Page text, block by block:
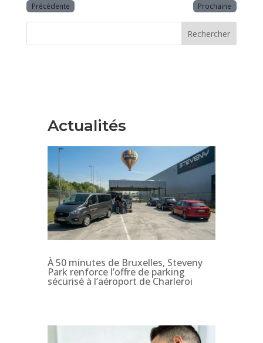
Précédente Prochaine
Rechercher
Actualités
À 50 minutes de Bruxelles, Steveny
Park renforce l’offre de parking
sécurisé à l’aéroport de Charleroi